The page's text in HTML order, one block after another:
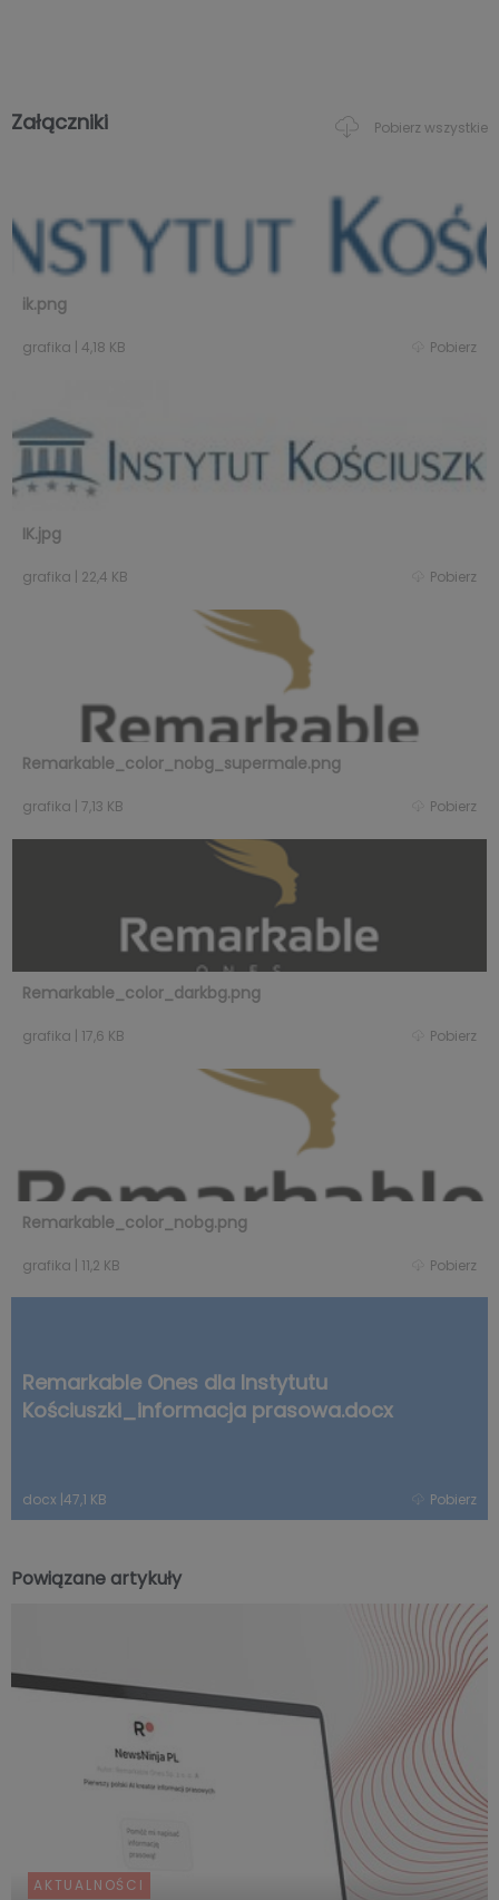
Załączniki Pobierz wszystkie
ik.png
grafika 4,18 KB Pobierz
IK.jpg
grafika 22,4 KB Pobierz
Remarkable_color_nobg_supermale.png
grafika 7,13 KB Pobierz
Remarkable_color_darkbg.png
grafika 17,6 KB Pobierz
Remarkable_color_nobg.png
grafika 11,2 KB Pobierz
Remarkable Ones dla Instytutu
Kościuszki_informacja prasowa.docx
docx |47,1 KB Pobierz
Powiązane artykuły
AKTUALNOŚCI